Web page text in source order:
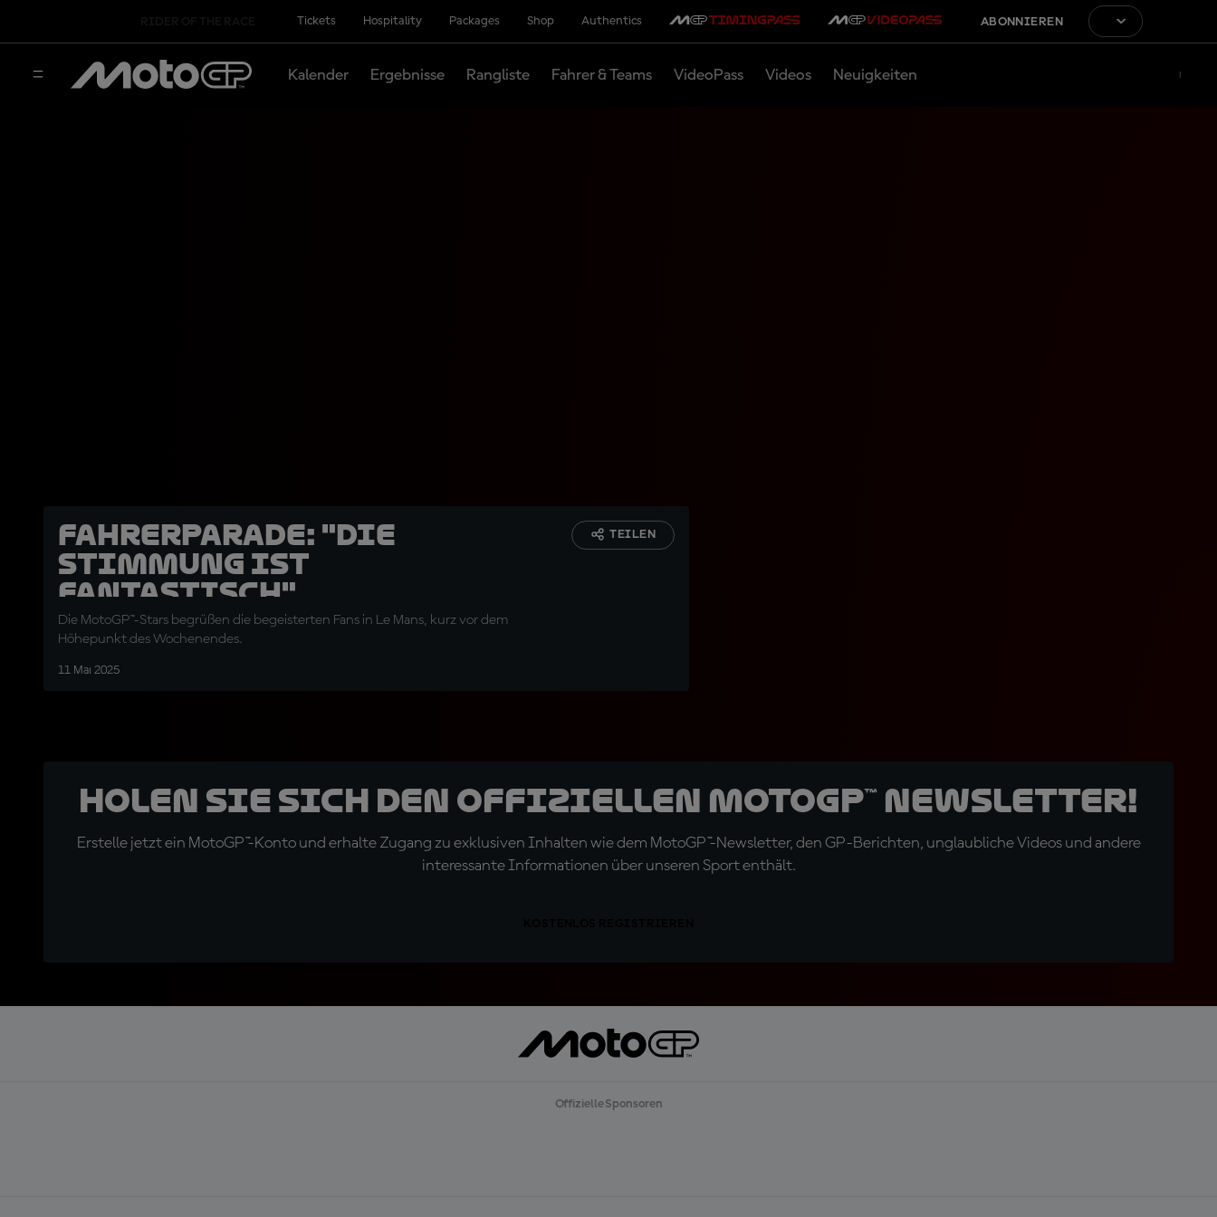
Tickets Hospitality Packages Shop Authentics ABONNIEREN
Kalender Ergebnisse Rangliste Fahrer & Teams VideoPass Videos Neuigkeiten
Fahrerparade: "Die
Stimmung ist
fantastisch"
Die MotoGP™-Stars begrüßen die begeisterten Fans in Le Mans, kurz vor dem
Höhepunkt des Wochenendes.
11 Mai 2025
TEILEN
Holen Sie sich den offiziellen MotoGP™ Newsletter!
Erstelle jetzt ein MotoGP™-Konto und erhalte Zugang zu exklusiven Inhalten wie dem MotoGP™-Newsletter, den GP-Berichten, unglaubliche Videos und andere
interessante Informationen über unseren Sport enthält.
Offizielle Sponsoren